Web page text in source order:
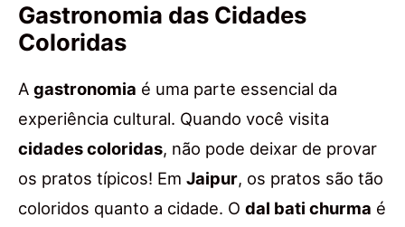
Gastronomia das Cidades
Coloridas
A gastronomia é uma parte essencial da
experiência cultural. Quando você visita
cidades coloridas, não pode deixar de provar
os pratos típicos! Em Jaipur, os pratos são tão
coloridos quanto a cidade. O dal bati churma é